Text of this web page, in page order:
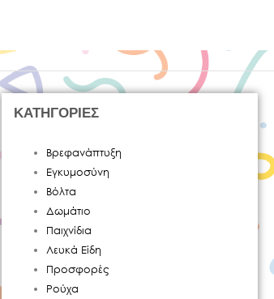
ΚΑΤΗΓΟΡΙΕΣ
Βρεφανάπτυξη
Εγκυμοσύνη
Βόλτα
Δωμάτιο
Παιχνίδια
Λευκά Είδη
Προσφορές
Ρούχα